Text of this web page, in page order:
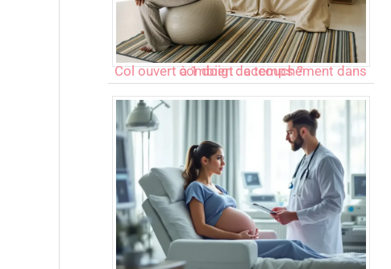
Col ouvert à 1 doigt : accouchement dans combien de temps ?